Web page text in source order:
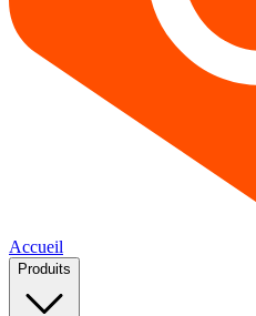
Accueil
Produits